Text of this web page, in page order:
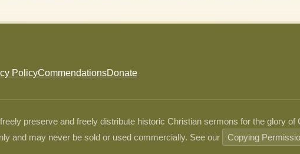
PolicyCommendationsDonate
preserve and freely distribute historic Christian sermons for the glory
and may never be sold or used commercially. See our
Copying